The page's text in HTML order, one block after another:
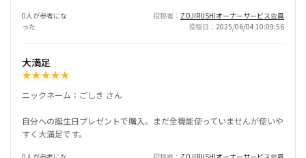
0人が参考にな
った
投稿者
ZOJIRUSHIオーナーサービス会員
投稿日
2025/06/04 10:09:56
大満足
★★★★★
ニックネーム：ごしき さん
自分への誕生日プレゼントで購入。まだ全機能使っていませんが使いや
すく大満足です。